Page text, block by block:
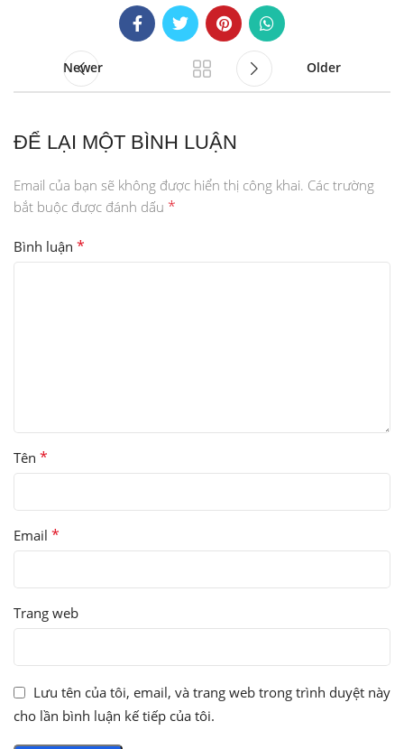
Newer Older
ĐỂ LẠI MỘT BÌNH LUẬN
Email của bạn sẽ không được hiển thị công khai. Các trường
bắt buộc được đánh dấu *
Bình luận *
Tên *
Email *
Trang web
Lưu tên của tôi, email, và trang web trong trình duyệt này
cho lần bình luận kế tiếp của tôi.